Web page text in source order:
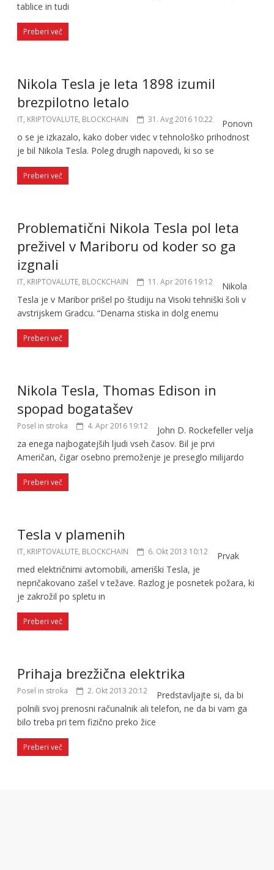
tablice in tudi
Preberi več
Nikola Tesla je leta 1898 izumil
brezpilotno letalo
IT, KRIPTOVALUTE, BLOCKCHAIN 31. Avg 2016 10:22
Ponovn
o se je izkazalo, kako dober videc v tehnološko prihodnost
je bil Nikola Tesla. Poleg drugih napovedi, ki so se
Preberi več
Problematični Nikola Tesla pol leta
preživel v Mariboru od koder so ga
izgnali
IT, KRIPTOVALUTE, BLOCKCHAIN 11. Apr 2016 19:12
Nikola
Tesla je v Maribor prišel po študiju na Visoki tehniški šoli v
avstrijskem Gradcu. “Denarna stiska in dolg enemu
Preberi več
Nikola Tesla, Thomas Edison in
spopad bogatašev
Posel in stroka 4. Apr 2016 19:12
John D. Rockefeller velja
za enega najbogatejših ljudi vseh časov. Bil je prvi
Američan, čigar osebno premoženje je preseglo milijardo
Preberi več
Tesla v plamenih
IT, KRIPTOVALUTE, BLOCKCHAIN 6. Okt 2013 10:12
Prvak
med električnimi avtomobili, ameriški Tesla, je
nepričakovano zašel v težave. Razlog je posnetek požara, ki
je zakrožil po spletu in
Preberi več
Prihaja brezžična elektrika
Posel in stroka 2. Okt 2013 20:12
Predstavljajte si, da bi
polnili svoj prenosni računalnik ali telefon, ne da bi vam ga
bilo treba pri tem fizično preko žice
Preberi več